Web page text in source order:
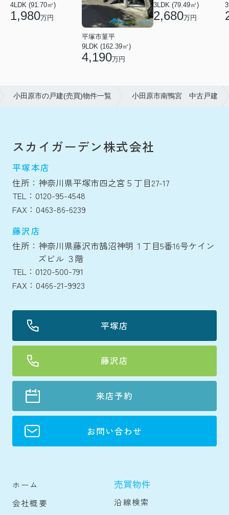
4LDK (91.70㎡)
1,980万円
平塚市菫平
9LDK (162.39㎡)
4,190万円
3LDK (79.49㎡)
2,680万円
小田原市の戸建(売買)物件一覧 小田原市南鴨宮 中古戸建
スカイガーデン株式会社
平塚本店
住所：神奈川県平塚市四之宮５丁目27-17
TEL：0120-95-4548
FAX：0463-86-6239
藤沢店
住所：神奈川県藤沢市鵠沼神明１丁目5番16号ケイン
ズビル ３階
TEL：0120-500-791
FAX：0466-21-9923
平塚店
藤沢店
来店予約
お問い合わせ
ホーム
会社概要
売買物件
沿線検索